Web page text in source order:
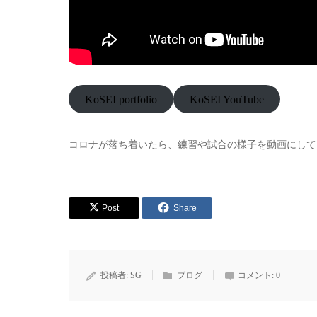
KoSEI portfolio KoSEI YouTube
コロナが落ち着いたら、練習や試合の様子を動画にし
Post Share
投稿者: SG ブログ コメント: 0